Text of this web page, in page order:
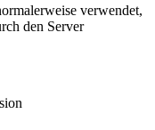
verwendet,
den Server